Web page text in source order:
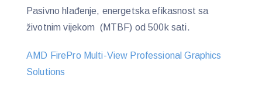
Pasivno hlađenje, energetska efikasnost sa
životnim vijekom (MTBF) od 500k sati.
AMD FirePro Multi-View Professional Graphics
Solutions